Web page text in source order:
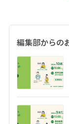
編集部からの